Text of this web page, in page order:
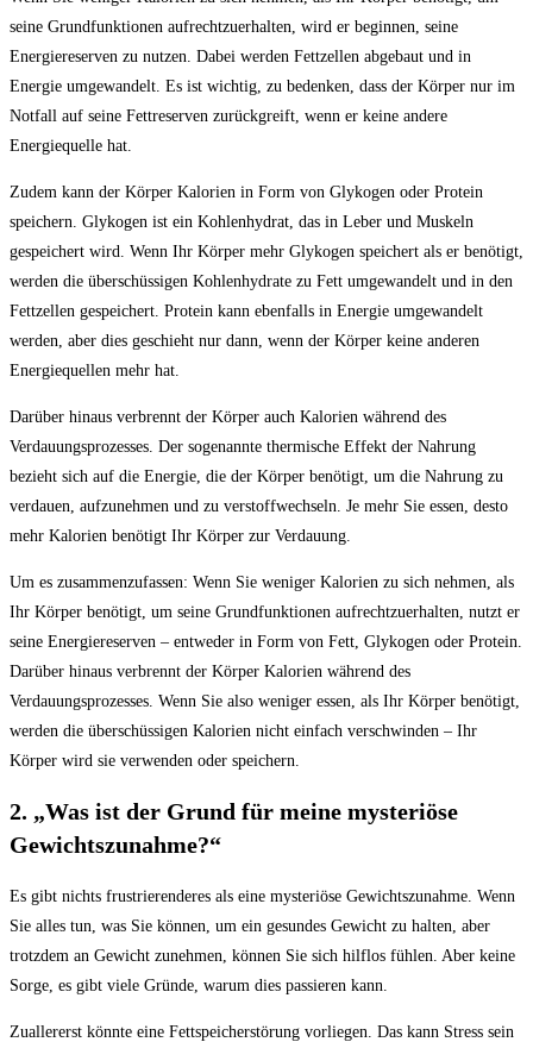
seine Grundfunktionen aufrechtzuerhalten, wird er beginnen, seine
Energiereserven zu nutzen. Dabei werden Fettzellen abgebaut und in
Energie umgewandelt. Es ist wichtig, zu bedenken, dass der Körper nur im
Notfall auf seine Fettreserven zurückgreift, wenn er keine andere
Energiequelle hat.
Zudem kann der Körper Kalorien in Form von Glykogen oder Protein
speichern. Glykogen ist ein Kohlenhydrat, das in Leber und Muskeln
gespeichert wird. Wenn Ihr Körper mehr Glykogen speichert als er benötigt,
werden die überschüssigen Kohlenhydrate zu Fett umgewandelt und in den
Fettzellen gespeichert. Protein kann ebenfalls in Energie umgewandelt
werden, aber dies geschieht nur dann, wenn der Körper keine anderen
Energiequellen mehr hat.
Darüber hinaus verbrennt der Körper auch Kalorien während des
Verdauungsprozesses. Der sogenannte thermische Effekt der Nahrung
bezieht sich auf die Energie, die der Körper benötigt, um die Nahrung zu
verdauen, aufzunehmen und zu verstoffwechseln. Je mehr Sie essen, desto
mehr Kalorien benötigt Ihr Körper zur Verdauung.
Um es zusammenzufassen: Wenn Sie weniger Kalorien zu sich nehmen, als
Ihr Körper benötigt, um seine Grundfunktionen aufrechtzuerhalten, nutzt er
seine Energiereserven – entweder in Form von Fett, Glykogen oder Protein.
Darüber hinaus verbrennt der Körper Kalorien während des
Verdauungsprozesses. Wenn Sie also weniger essen, als Ihr Körper benötigt,
werden die überschüssigen Kalorien nicht einfach verschwinden – Ihr
Körper wird sie verwenden oder speichern.
2. „Was ist der Grund für meine mysteriöse
Gewichtszunahme?“
Es gibt nichts frustrierenderes als eine mysteriöse Gewichtszunahme. Wenn
Sie alles tun, was Sie können, um ein gesundes Gewicht zu halten, aber
trotzdem an Gewicht zunehmen, können Sie sich hilflos fühlen. Aber keine
Sorge, es gibt viele Gründe, warum dies passieren kann.
Zuallererst könnte eine Fettspeicherstörung vorliegen. Das kann Stress sein